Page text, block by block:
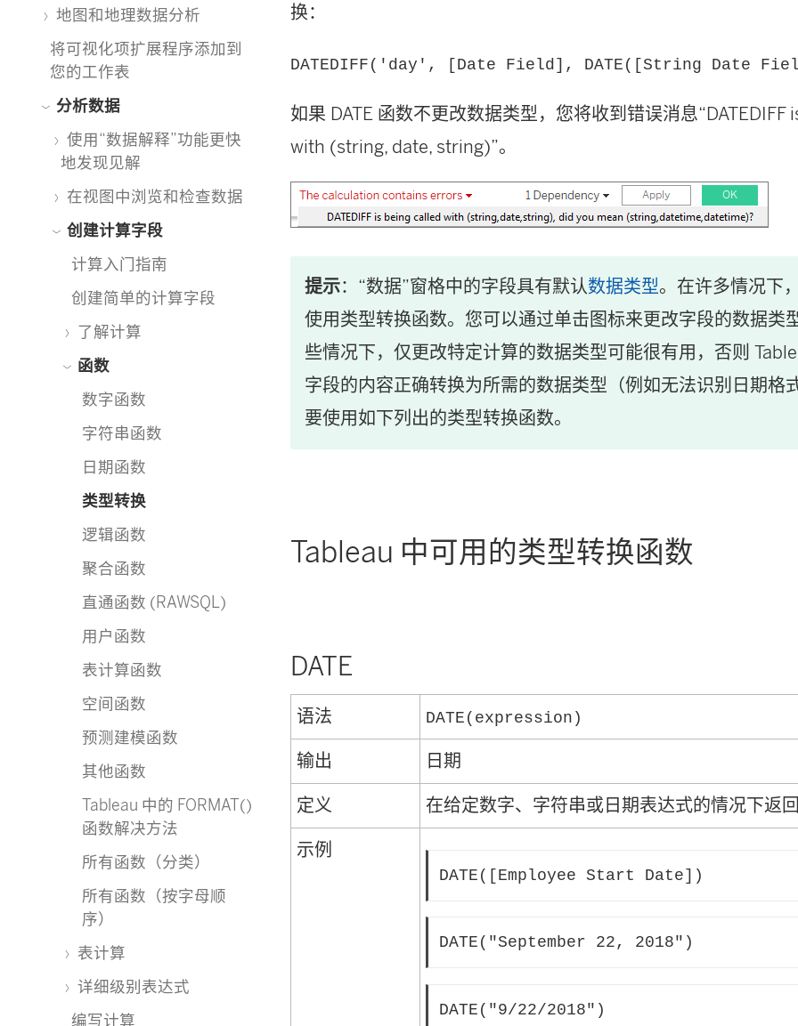
地图和地理数据分析
将可视化项扩展程序添加到
您的工作表
分析数据
使用“数据解释”功能更快
地发现见解
在视图中浏览和检查数据
创建计算字段
计算入门指南
创建简单的计算字段
了解计算
函数
数字函数
字符串函数
日期函数
类型转换
逻辑函数
聚合函数
直通函数 (RAWSQL)
用户函数
表计算函数
空间函数
预测建模函数
其他函数
Tableau 中的 FORMAT()
函数解决方法
所有函数（分类）
所有函数（按字母顺
序）
表计算
详细级别表达式
编写计算
换：
DATEDIFF('day', [Date Field], DATE([String Date
如果 DATE 函数不更改数据类型，您将收到错误消息“DATEDIFF
with (string, date, string)”。
提示：“数据”窗格中的字段具有默认数据类型。在许多情况下
使用类型转换函数。您可以通过单击图标来更改字段的数据类
些情况下，仅更改特定计算的数据类型可能很有用，否则
字段的内容正确转换为所需的数据类型（例如无法识别日期格
要使用如下列出的类型转换函数。
Tableau 中可用的类型转换函数
DATE
语法 DATE(expression)
输出 日期
定义 在给定数字、字符串或日期表达式的情况下返
示例
DATE([Employee Start Date])
DATE("September 22, 2018")
DATE("9/22/2018")